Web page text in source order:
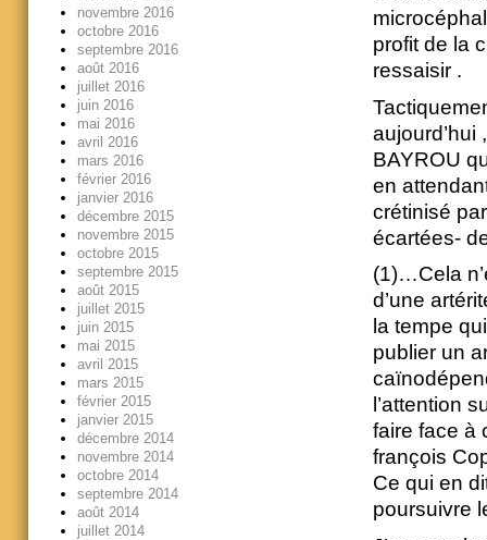
profit de la
ressaisir .
aujourd’hui
BAYROU
en
crétinisé
écartées-
(1)…Cela
d’une
la tempe
publier un
l’attention
faire face à
françois
Ce qui en
poursuivre
novembre 2016
octobre 2016
septembre 2016
août 2016
juillet 2016
juin 2016
mai 2016
avril 2016
mars 2016
février 2016
janvier 2016
décembre 2015
novembre 2015
octobre 2015
septembre 2015
août 2015
juillet 2015
juin 2015
mai 2015
avril 2015
mars 2015
février 2015
janvier 2015
décembre 2014
novembre 2014
octobre 2014
septembre 2014
août 2014
juillet 2014